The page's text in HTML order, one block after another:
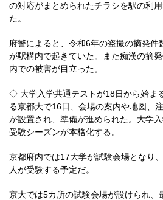
の対応がまとめられたチラシを駅の利
た。
府警によると、令和6年の盗撮の摘発件
が駅構内で起きていた。また痴漢の摘
内での被害が目立った。
◇ 大学入学共通テストが18日から始ま
る京都大で16日、会場の案内や地図、
が設置され、準備が進められた。大学
受験シーズンが本格化する。
京都府内では17大学が試験会場となり
人が受験する予定だ。
京大では5カ所の試験会場が設けられ、